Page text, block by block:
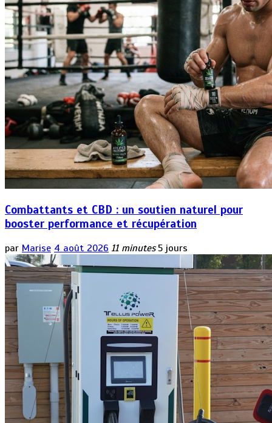
Combattants et CBD : un soutien naturel pour
booster performance et récupération
par Marise 4 août 2026 11 minutes 5 jours